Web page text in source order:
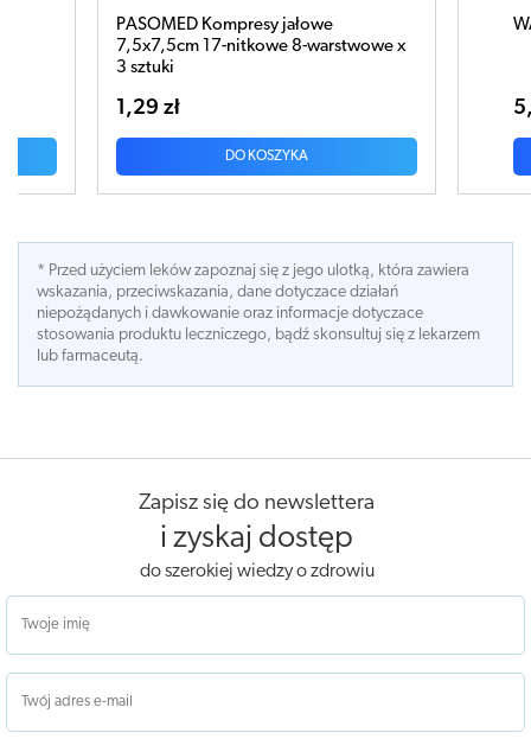
PASOMED Kompresy jałowe
7,5x7,5cm 17-nitkowe 8-warstwowe x
DO KOSZYKA
WATA
* Przed użyciem leków zapoznaj się z jego ulotką, która zawiera
wskazania, przeciwskazania, dane dotyczace działań
niepożądanych i dawkowanie oraz informacje dotyczace
stosowania produktu leczniczego, bądź skonsultuj się z lekarzem
lub farmaceutą.
Zapisz się do newslettera
i zyskaj dostęp
do szerokiej wiedzy o zdrowiu